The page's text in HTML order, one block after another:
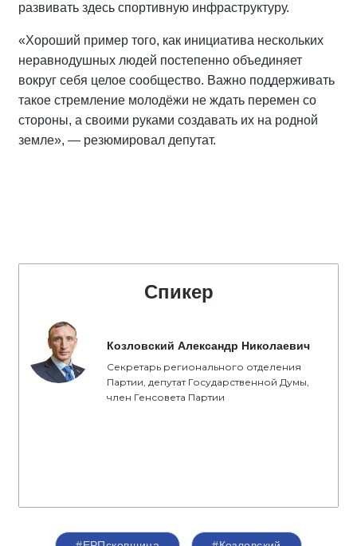
развивать здесь спортивную инфраструктуру.
«Хороший пример того, как инициатива нескольких
неравнодушных людей постепенно объединяет
вокруг себя целое сообщество. Важно поддерживать
такое стремление молодёжи не ждать перемен со
стороны, а своими руками создавать их на родной
земле», — резюмировал депутат.
Спикер
Козловский Александр Николаевич
Секретарь регионального отделения
Партии, депутат Государственной Думы,
член Генсовета Партии